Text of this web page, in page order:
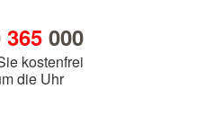
365000
kostenfrei
die Uhr